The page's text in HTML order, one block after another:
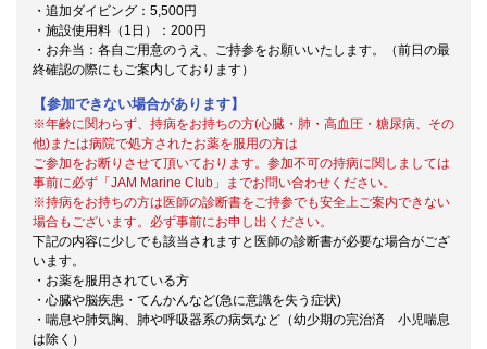
・追加ダイビング：5,500円
・施設使用料（1日）：200円
・お弁当：各自ご用意のうえ、ご持参をお願いいたします。（前日の最
終確認の際にもご案内しております）
【参加できない場合があります】
※年齢に関わらず、持病をお持ちの方(心臓・肺・高血圧・糖尿病、その
他)または病院で処方されたお薬を服用の方は
ご参加をお断りさせて頂いております。参加不可の持病に関しましては
事前に必ず「JAM Marine Club」までお問い合わせください。
※持病をお持ちの方は医師の診断書をご持参でも安全上ご案内できない
場合もございます。必ず事前にお申し出ください。
下記の内容に少しでも該当されますと医師の診断書が必要な場合がござ
います。
・お薬を服用されている方
・心臓や脳疾患・てんかんなど(急に意識を失う症状)
・喘息や肺気胸、肺や呼吸器系の病気など（幼少期の完治済 小児喘息
は除く）